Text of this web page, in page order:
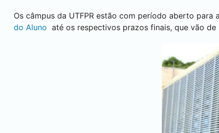
Os câmpus da UTFPR estão com período aberto
do Aluno até os respectivos prazos finais, que vão